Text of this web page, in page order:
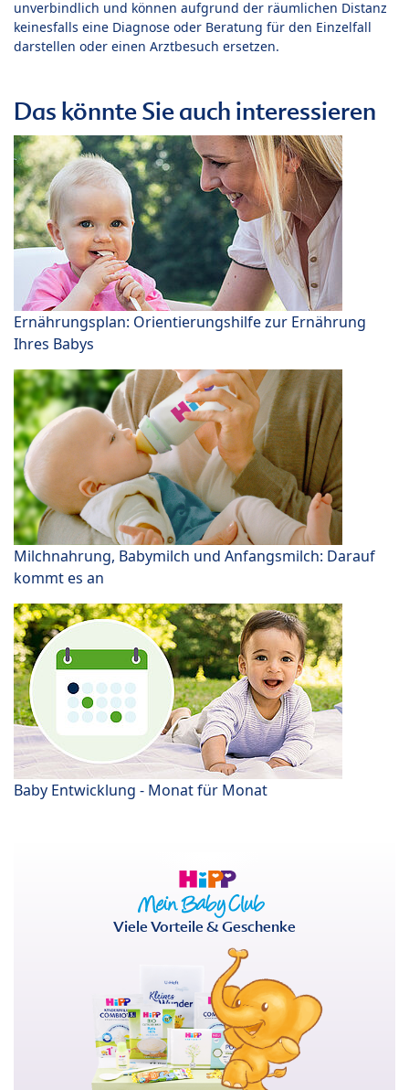
unverbindlich und können aufgrund der räumlichen Distanz
keinesfalls eine Diagnose oder Beratung für den Einzelfall
darstellen oder einen Arztbesuch ersetzen.
Das könnte Sie auch interessieren
Ernährungsplan: Orientierungshilfe zur Ernährung
Ihres Babys
Milchnahrung, Babymilch und Anfangsmilch: Darauf
kommt es an
Baby Entwicklung - Monat für Monat
Viele Vorteile & Geschenke